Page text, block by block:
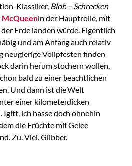
Klassiker, Blob – Schrecken
McQueenin der Hauptrolle, mit
Erde landen würde. Eigentlich
und am Anfang auch relativ
neugierige Vollpfosten finden
darin herum stochern wollen,
bald zu einer beachtlichen
Und dann ist die Welt
einer kilometerdicken
Igitt, ich hasse doch ohnehin
die Früchte mit Gelee
Zu. Viel. Glibber.